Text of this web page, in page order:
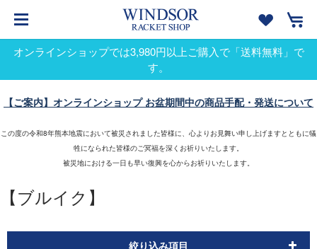
オンラインショップでは3,980円以上ご購入で「送料無料」で
す。
【ご案内】オンラインショップ お盆期間中の商品手配・発送について
この度の令和8年熊本地震において被災されました皆様に、心よりお見舞い申し上げますとともに犠
牲になられた皆様のご冥福を深くお祈りいたします。
被災地における一日も早い復興を心からお祈りいたします。
【ブルイク】
絞り込み項目